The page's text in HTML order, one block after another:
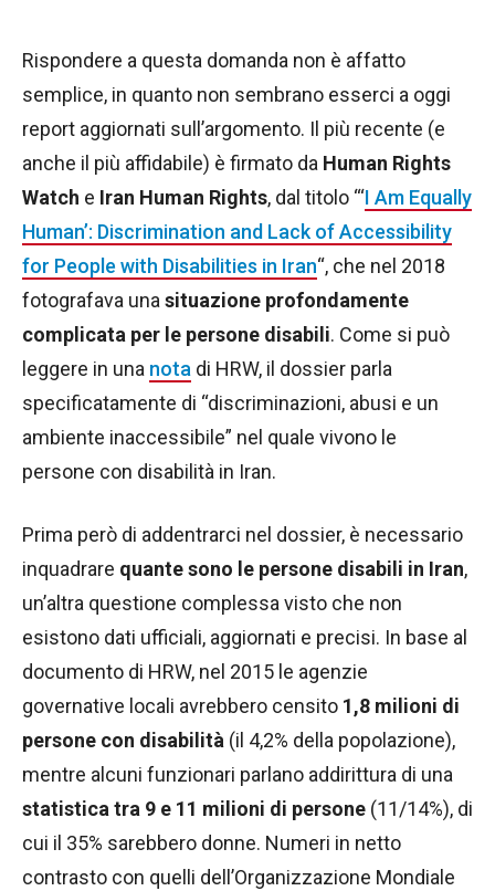
Rispondere a questa domanda non è affatto
semplice, in quanto non sembrano esserci a oggi
report aggiornati sull’argomento. Il più recente (e
anche il più affidabile) è firmato da Human Rights
Watch e Iran Human Rights, dal titolo “‘I Am Equally
Human’: Discrimination and Lack of Accessibility
for People with Disabilities in Iran“, che nel 2018
fotografava unasituazione profondamente
complicata per le persone disabili. Come si può
leggere in una nota di HRW, il dossier parla
specificatamente di “discriminazioni, abusi e un
ambiente inaccessibile” nel quale vivono le
persone con disabilità in Iran.
Prima però di addentrarci nel dossier, è necessario
inquadrare quante sono le persone disabili in Iran,
un’altra questione complessa visto che non
esistono dati ufficiali, aggiornati e precisi. In base al
documento di HRW, nel 2015 le agenzie
governative locali avrebbero censito 1,8 milioni di
persone con disabilità (il 4,2% della popolazione),
mentre alcuni funzionari parlano addirittura di una
statistica tra 9 e 11 milioni di persone (11/14%), di
cui il 35% sarebbero donne. Numeri in netto
contrasto con quelli dell’Organizzazione Mondiale